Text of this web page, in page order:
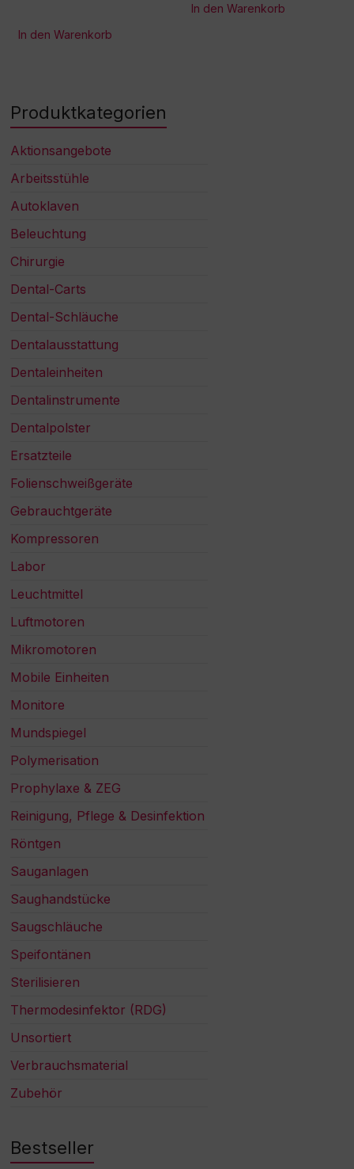
In den Warenkorb
In den Warenkorb
Produktkategorien
Aktionsangebote
Arbeitsstühle
Autoklaven
Beleuchtung
Chirurgie
Dental-Carts
Dental-Schläuche
Dentalausstattung
Dentaleinheiten
Dentalinstrumente
Dentalpolster
Ersatzteile
Folienschweißgeräte
Gebrauchtgeräte
Kompressoren
Labor
Leuchtmittel
Luftmotoren
Mikromotoren
Mobile Einheiten
Monitore
Mundspiegel
Polymerisation
Prophylaxe & ZEG
Reinigung, Pflege & Desinfektion
Röntgen
Sauganlagen
Saughandstücke
Saugschläuche
Speifontänen
Sterilisieren
Thermodesinfektor (RDG)
Unsortiert
Verbrauchsmaterial
Zubehör
Bestseller